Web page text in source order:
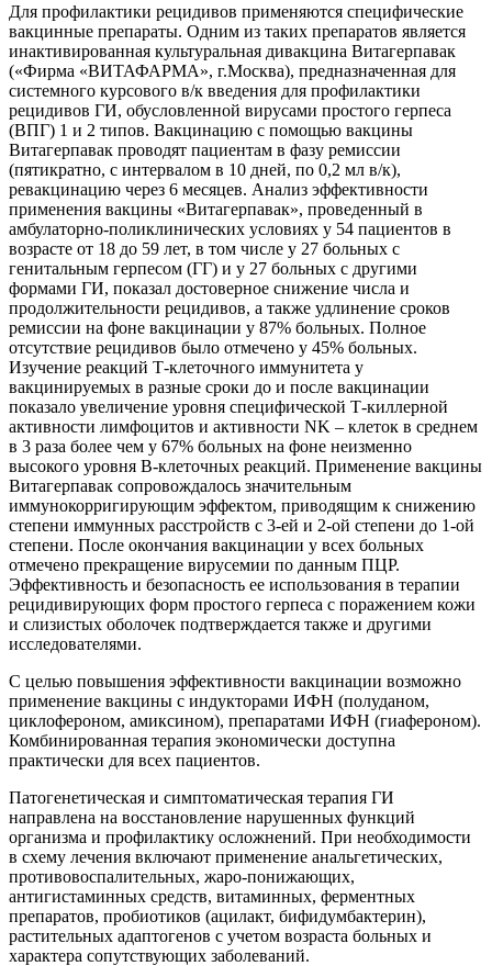
Для профилактики рецидивов применяются специфические
вакцинные препараты. Одним из таких препаратов является
инактивированная культуральная дивакцина Витагерпавак
(«Фирма «ВИТАФАРМА», г.Москва), предназначенная для
системного курсового в/к введения для профилактики
рецидивов ГИ, обусловленной вирусами простого герпеса
(ВПГ) 1 и 2 типов. Вакцинацию с помощью вакцины
Витагерпавак проводят пациентам в фазу ремиссии
(пятикратно, с интервалом в 10 дней, по 0,2 мл в/к),
ревакцинацию через 6 месяцев. Анализ эффективности
применения вакцины «Витагерпавак», проведенный в
амбулаторно-поликлинических условиях у 54 пациентов в
возрасте от 18 до 59 лет, в том числе у 27 больных с
генитальным герпесом (ГГ) и у 27 больных с другими
формами ГИ, показал достоверное снижение числа и
продолжительности рецидивов, а также удлинение сроков
ремиссии на фоне вакцинации у 87% больных. Полное
отсутствие рецидивов было отмечено у 45% больных.
Изучение реакций Т-клеточного иммунитета у
вакцинируемых в разные сроки до и после вакцинации
показало увеличение уровня специфической Т-киллерной
активности лимфоцитов и активности NK – клеток в среднем
в 3 раза более чем у 67% больных на фоне неизменно
высокого уровня В-клеточных реакций. Применение вакцины
Витагерпавак сопровождалось значительным
иммунокорригирующим эффектом, приводящим к снижению
степени иммунных расстройств с 3-ей и 2-ой степени до 1-ой
степени. После окончания вакцинации у всех больных
отмечено прекращение вирусемии по данным ПЦР.
Эффективность и безопасность ее использования в терапии
рецидивирующих форм простого герпеса с поражением кожи
и слизистых оболочек подтверждается также и другими
исследователями.
С целью повышения эффективности вакцинации возможно
применение вакцины с индукторами ИФН (полуданом,
циклофероном, амиксином), препаратами ИФН (гиафероном).
Комбинированная терапия экономически доступна
практически для всех пациентов.
Патогенетическая и симптоматическая терапия ГИ
направлена на восстановление нарушенных функций
организма и профилактику осложнений. При необходимости
в схему лечения включают применение анальгетических,
противовоспалительных, жаро-понижающих,
антигистаминных средств, витаминных, ферментных
препаратов, пробиотиков (ацилакт, бифидумбактерин),
растительных адаптогенов с учетом возраста больных и
характера сопутствующих заболеваний.